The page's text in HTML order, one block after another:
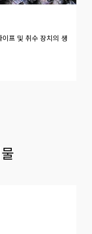
프 및 취수 장치의 생